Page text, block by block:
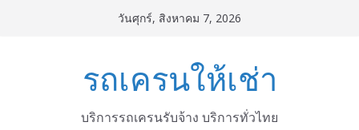
วันศุกร์, สิงหาคม 7, 2026
รถเครนให้เช่า
บริการรถเครนรับจ้าง บริการทั่วไทย